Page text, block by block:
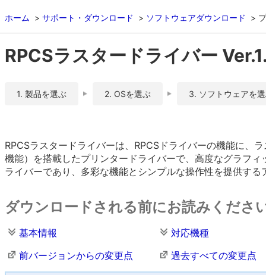
ホーム サポート・ダウンロード ソフトウェアダウンロード
RPCSラスタードライバー
1. 製品を選ぶ 2. OSを選ぶ 3. ソフトウェアを
RPCSラスタードライバーは、RPCSドライバーの機能に、
機能）を搭載したプリンタードライバーで、高度なグラフ
ライバーであり、多彩な機能とシンプルな操作性を提供す
ダウンロードされる前にお読みくださ
基本情報
対応機種
前バージョンからの変更点
過去すべての変更点